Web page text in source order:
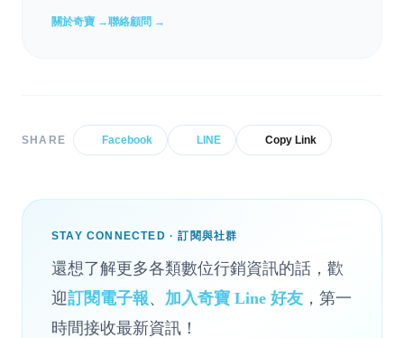
關於奇寶 →聯絡顧問 →
SHARE Facebook LINE Copy Link
STAY CONNECTED · 訂閱與社群
還想了解更多各類數位行銷資訊的話，歡
迎訂閱電子報、 加入奇寶 Line 好友 ，第一
時間接收最新資訊！